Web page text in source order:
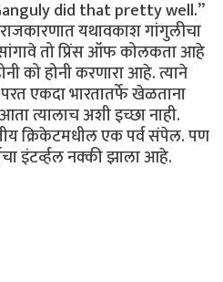
did that pretty well.”
राजकारणात यथावकाश गांगुलीचा
तो प्रिंस ऑफ कोलकता आहे
को होनी करणारा आहे. त्याने
एकदा भारतातर्फे खेळताना
त्यालाच अशी इच्छा नाही.
क्रिकेटमधील एक पर्व संपेल. पण
इंटर्व्हल नक्की झाला आहे.